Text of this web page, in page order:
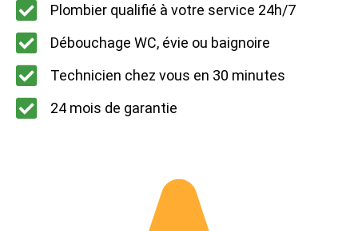
Plombier qualifié à votre service 24h/7
Débouchage WC, évie ou baignoire
Technicien chez vous en 30 minutes
24 mois de garantie